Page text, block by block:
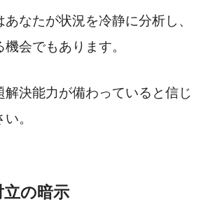
あなたが状況を冷静に分析し、
会でもあります。
解決能力が備わっていると信じ
。
の暗示